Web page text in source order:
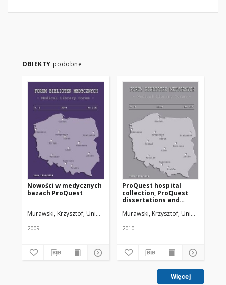
OBIEKTY podobne
Nowości w medycznych
bazach ProQuest
Murawski, Krzysztof Uniwersytet Medyczny w Łodzi
2009-.
ProQuest hospital
collection, ProQuest
dissertations and
badaniach
Murawski, Krzysztof Uniwersytet
2010
Więcej